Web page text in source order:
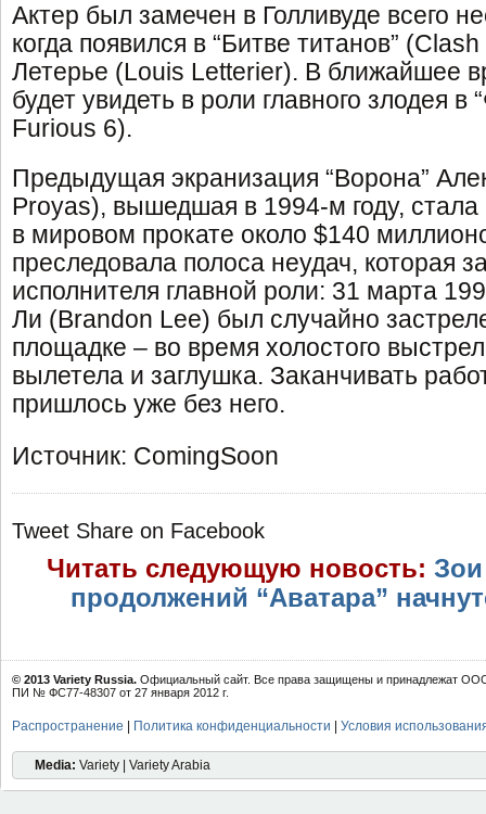
Актер был замечен в Голливуде всего
когда появился в “Битве титанов”
Летерье (Louis Letterier). В ближайшее
будет увидеть в роли главного злодея в
Furious 6).
Предыдущая экранизация “Ворона”
Proyas), вышедшая в 1994-м году, стала
в мировом прокате около $140
преследовала полоса неудач, которая
исполнителя главной роли: 31 марта
Ли (Brandon Lee) был случайно
площадке – во время холостого
вылетела и заглушка. Заканчивать
пришлось уже без него.
Источник: ComingSoon
Tweet Share on Facebook
Читать следующую новость:
продолжений “Аватара”
© 2013 Variety Russia. Официальный сайт. Все права защищены и принадлежат
ПИ № ФС77-48307 от 27 января 2012 г.
Распространение Политика конфиденциальности Условия
Media: Variety | Variety Arabia